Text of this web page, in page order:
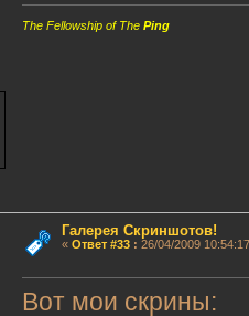
The Fellowship of ThePing
Галерея Скриншотов!
« Ответ #33: 26/04/2009
Вот мои скрины: